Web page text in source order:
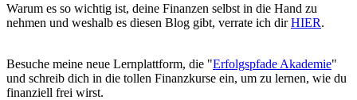
Warum es so wichtig ist, deine Finanzen selbst in die Hand zu
nehmen und weshalb es diesen Blog gibt, verrate ich dirHIER.
Besuche meine neue Lernplattform, die "Erfolgspfade Akademie"
und schreib dich in die tollen Finanzkurse ein, um zu lernen, wie du
finanziell frei wirst.